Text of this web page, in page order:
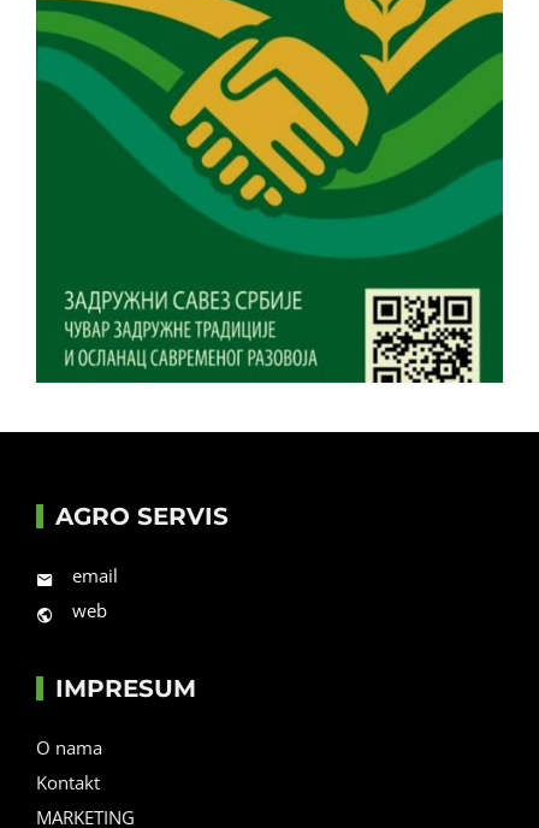
AGRO SERVIS
email
web
IMPRESUM
O nama
Kontakt
MARKETING